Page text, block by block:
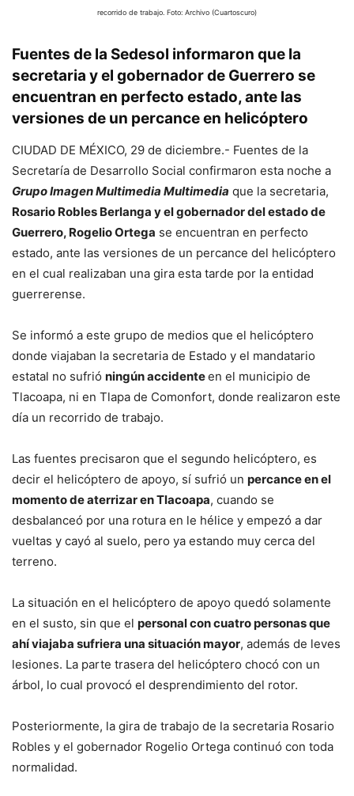
recorrido de trabajo. Foto: Archivo (Cuartoscuro)
Fuentes de la Sedesol informaron que la
secretaria y el gobernador de Guerrero se
encuentran en perfecto estado, ante las
versiones de un percance en helicóptero
CIUDAD DE MÉXICO, 29 de diciembre.- Fuentes de la
Secretaría de Desarrollo Social confirmaron esta noche a
Grupo Imagen Multimedia Multimedia que la secretaria,
Rosario Robles Berlanga y el gobernador del estado de
Guerrero, Rogelio Ortega se encuentran en perfecto
estado, ante las versiones de un percance del helicóptero
en el cual realizaban una gira esta tarde por la entidad
guerrerense.
Se informó a este grupo de medios que el helicóptero
donde viajaban la secretaria de Estado y el mandatario
estatal no sufrió ningún accidenteen el municipio de
Tlacoapa, ni en Tlapa de Comonfort, donde realizaron este
día un recorrido de trabajo.
Las fuentes precisaron que el segundo helicóptero, es
decir el helicóptero de apoyo, sí sufrió un percance en el
momento de aterrizar en Tlacoapa, cuando se
desbalanceó por una rotura en le hélice y empezó a dar
vueltas y cayó al suelo, pero ya estando muy cerca del
terreno.
La situación en el helicóptero de apoyo quedó solamente
en el susto, sin que el personal con cuatro personas que
ahí viajaba sufriera una situación mayor, además de leves
lesiones. La parte trasera del helicóptero chocó con un
árbol, lo cual provocó el desprendimiento del rotor.
Posteriormente, la gira de trabajo de la secretaria Rosario
Robles y el gobernador Rogelio Ortega continuó con toda
normalidad.